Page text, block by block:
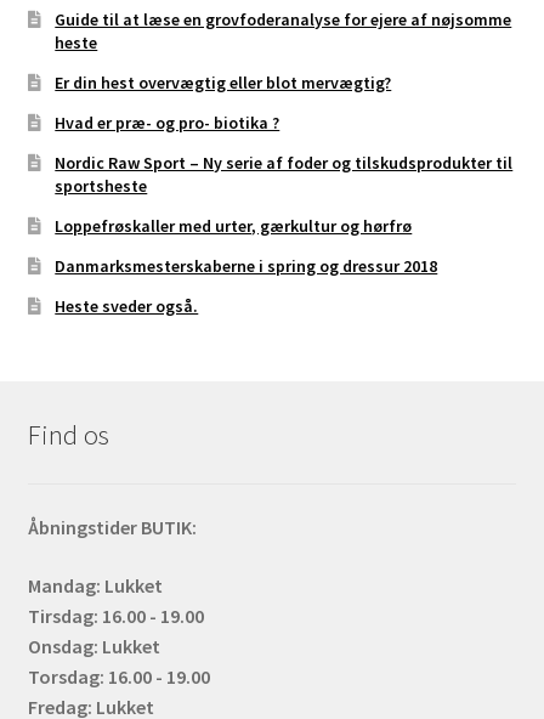
Guide til at læse en grovfoderanalyse for ejere af nøjsomme
heste
Er din hest overvægtig eller blot mervægtig?
Hvad er præ- og pro- biotika ?
Nordic Raw Sport – Ny serie af foder og tilskudsprodukter til
sportsheste
Loppefrøskaller med urter, gærkultur og hørfrø
Danmarksmesterskaberne i spring og dressur 2018
Heste sveder også.
Find os
Åbningstider BUTIK:
Mandag: Lukket
Tirsdag: 16.00 - 19.00
Onsdag: Lukket
Torsdag: 16.00 - 19.00
Fredag: Lukket